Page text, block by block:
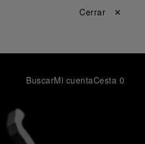
Cerrar ✕
BuscarMi cuentaCesta 0